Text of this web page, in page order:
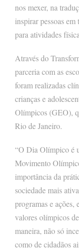
nos mexer, na
inspirar pessoas
para atividades
Através do
parceria com as
foram realizadas
crianças e
Olímpicos (GEO),
Rio de Janeiro.
“O Dia Olímpico é
Movimento
importância da
sociedade mais
programas e ações,
valores olímpicos
maneira, não só
como de cidadãos